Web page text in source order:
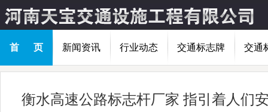
首 页 新闻资讯 行业动态 交通标志牌 交通
衡水高速公路标志杆厂家 指引着人们